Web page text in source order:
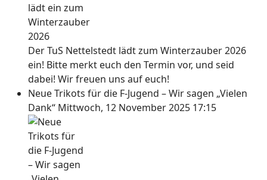
Der TuS Nettelstedt lädt zum Winterzauber 2026
ein! Bitte merkt euch den Termin vor, und seid
dabei! Wir freuen uns auf euch!
Neue Trikots für die F-Jugend – Wir sagen „Vielen
Dank“ Mittwoch, 12 November 2025 17:15